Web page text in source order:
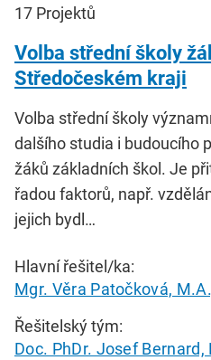
17 Projektů
Volba střední školy
Středočeském kraji
Volba střední školy
dalšího studia i budoucího
žáků základních škol. Je
řadou faktorů, např.
jejich bydl…
Hlavní řešitel/ka:
Mgr. Věra Patočková,
Řešitelský tým:
Doc. PhDr. Josef Bernard,